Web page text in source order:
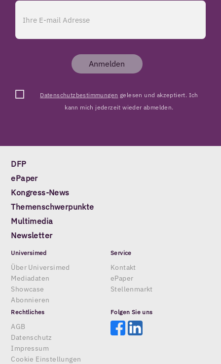
Anmelden
Datenschutzbestimmungen gelesen und akzeptiert. Ich
kann mich jederzeit wieder abmelden.
DFP
ePaper
Kongress-News
Themenschwerpunkte
Multimedia
Newsletter
Universimed
Über Universimed
Mediadaten
Showcase
Abonnieren
Service
Kontakt
ePaper
Stellenmarkt
Rechtliches
AGB
Datenschutz
Impressum
Cookie Einstellungen
Folgen Sie uns